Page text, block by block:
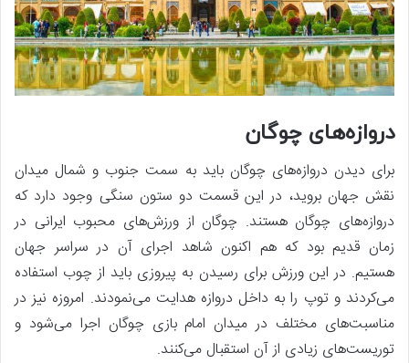
دروازه‌های چوگان
برای دیدن دروازه‌های چوگان باید به سمت جنوب و شمال میدان
نقش جهان بروید، در این قسمت دو ستون سنگی وجود دارد که
دروازه‌های چوگان هستند. چوگان از ورزش‌های محبوب ایرانی در
زمان قدیم بود که هم اکنون شاهد اجرای آن در سراسر جهان
هستیم. در این ورزش برای رسیدن به پیروزی باید از چوب استفاده
می‌کردند و توپ را به داخل دروازه هدایت می‌نمودند. امروزه نیز در
مناسبت‌های مختلف در میدان امام بازی چوگان اجرا می‌شود و
توریست‌های زیادی از آن استقبال می‌کنند.